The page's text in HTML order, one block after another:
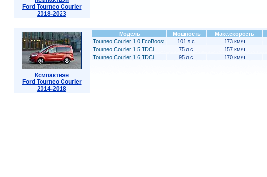
Ford Tourneo Courier
2018-2023
Компактвэн
Ford Tourneo Courier
2014-2018
Модель Мощность Макс.скорость
Tourneo Courier 1.0 EcoBoost
101 л.с. 173 км/ч
Tourneo Courier 1.5 TDCi
75 л.с. 157 км/ч
Tourneo Courier 1.6 TDCi
95 л.с. 170 км/ч